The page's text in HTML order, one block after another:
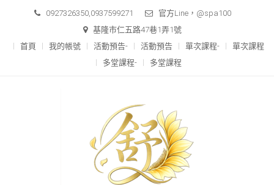
content
0927326350,0937599271
官方Line，@spa100
基隆市仁五路47巷1弄1號
首頁
我的帳號 活動預告- 活動預告 單次課程-
單次課程
多堂課程-
多堂課程